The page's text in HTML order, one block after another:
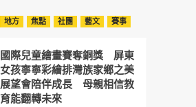
地方 焦點 社團 藝文 賽事
國際兒童繪畫賽奪銅獎 屏東
女孩寧寧彩繪排灣族家鄉之美
展望會陪伴成長 母親相信教
育能翻轉未來